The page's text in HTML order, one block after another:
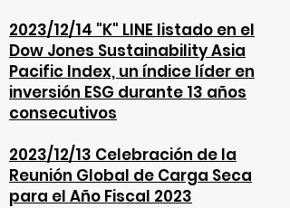
2023/12/14 "K" LINE listado en el
Dow Jones Sustainability Asia
Pacific Index, un índice líder en
inversión ESG durante 13 años
consecutivos
2023/12/13 Celebración de la
Reunión Global de Carga Seca
para el Año Fiscal 2023